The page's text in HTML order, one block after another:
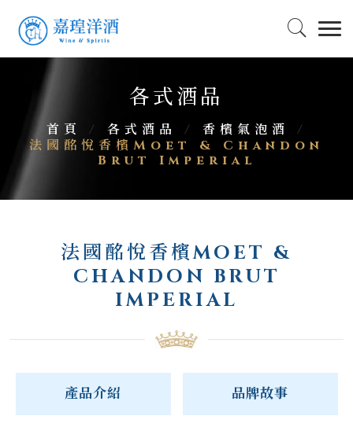
各式酒品
首頁 / 各式酒品 / 香檳氣泡酒
/
法國酩悅香檳Moet & Chandon
Brut Imperial
法國酩悅香檳MOET &
CHANDON BRUT
IMPERIAL
產品介紹 品牌故事